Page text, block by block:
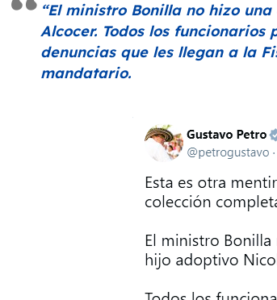
“El ministro Bonilla no hizo
Alcocer. Todos los
denuncias que les llegan a la
mandatario.